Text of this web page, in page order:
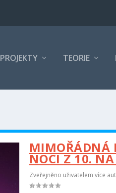
PROJEKTY TEORIE
MIMOŘÁDNÁ
NOCI Z 10.
Zveřejněno uživatelem více